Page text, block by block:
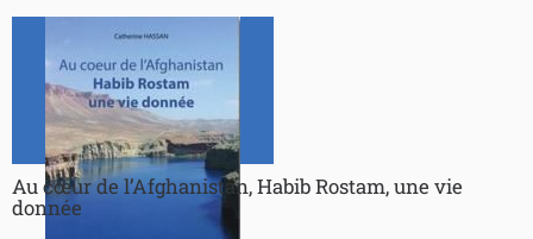
Au cœur de l’Afghanistan, Habib Rostam, une vie
donnée